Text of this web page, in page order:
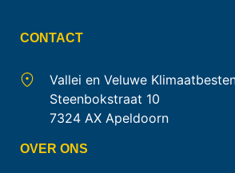
CONTACT
Vallei en Veluwe
Steenbokstraat 10
7324 AX Apeldoorn
OVER ONS